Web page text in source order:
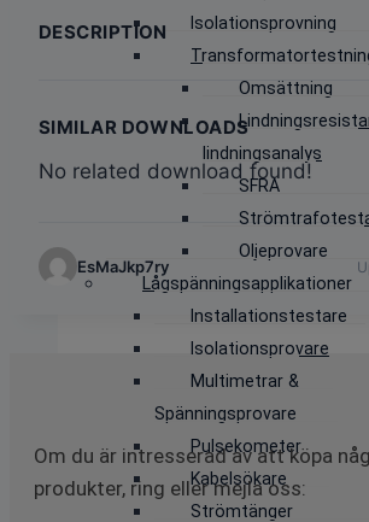
Isolationsprovning
Omsättning
lindningsanalys
SFRA
Oljeprovare
Lågspänningsapplikationer
Installationstestare
Isolationsprovare
Multimetrar &
Spänningsprovare
Pulsekometer
Kabelsökare
Strömtänger
DESCRIPTION
SIMILAR DOWNLOADS
No related download found!
EsMaJkp7ry
Om du är intresserad av att köpa
produkter, ring eller mejla oss: